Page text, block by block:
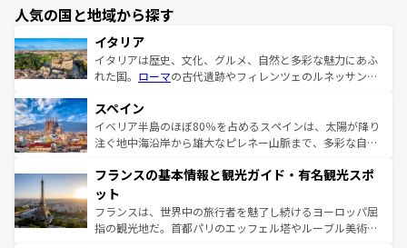
人気の国と地域から探す
イタリア
イタリアは歴史、文化、グルメ、自然と多彩な魅力にあふ
れた国。 ローマの古代遺跡やフィレンツェのルネッサンス
ろん、トスカーナの美しい田園風景やアマルフィ海岸の絶
景など、自然景観も見逃せない。観光の合間には、本場の
ピザやパスタなど、絶品のイタリア料理を堪能することも
ませてくれるイタリアで、忘れられない旅をしてみよう！
なお、新着のイタリア情報は
しい。
スペイン
イベリア半島のほぼ80％を占めるスペインは、太陽が降り
注ぐ地中海沿岸から雄大なピレネー山脈まで、多彩な自然
文化が根付くこの国では、情熱的なフラメンコ、熱気あふ
れる闘牛、そして美味しいタパスが生活の一部となってい
る。首都マドリードの洗練された雰囲気や、バルセロナの
アートに溢れた街角から、地方では古代ローマ遺跡や中世
フランスの基本情報と観光ガイド・有名観光スポ
ット
フランスは、世界中の旅行者を魅了し続けるヨーロッパ屈
指の観光地だ。首都パリのエッフェル塔やルーブル美術館